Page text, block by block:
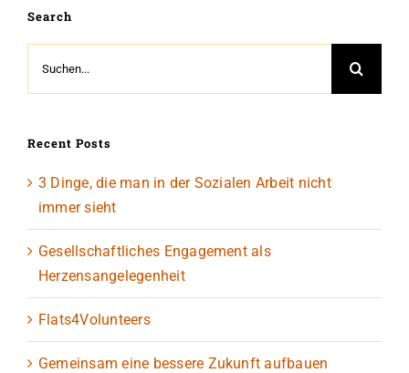
Search
Recent Posts
3 Dinge, die man in der Sozialen Arbeit nicht
immer sieht
Gesellschaftliches Engagement als
Herzensangelegenheit
Flats4Volunteers
Gemeinsam eine bessere Zukunft aufbauen